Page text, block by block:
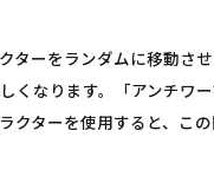
ターをランダムに移動さ
くなります。「アンチワー
クターを使用すると、こ